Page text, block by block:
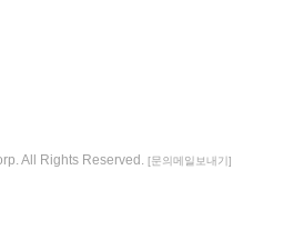
All Rights Reserved. [문의메일보내기]